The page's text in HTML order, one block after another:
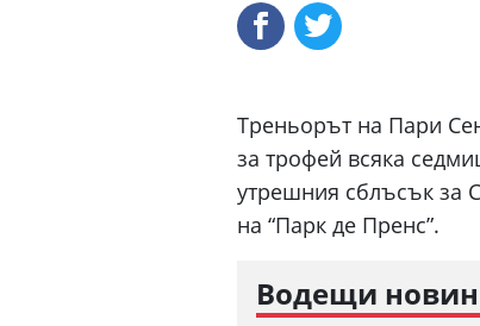
Треньорът на Пари
за трофей всяка
утрешния сблъсък за
на “Парк де Пренс”.
Водещи